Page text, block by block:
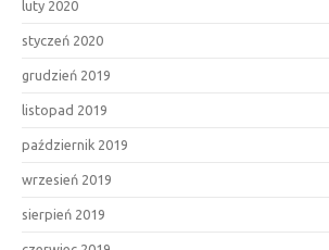
luty 2020
styczeń 2020
grudzień 2019
listopad 2019
październik 2019
wrzesień 2019
sierpień 2019